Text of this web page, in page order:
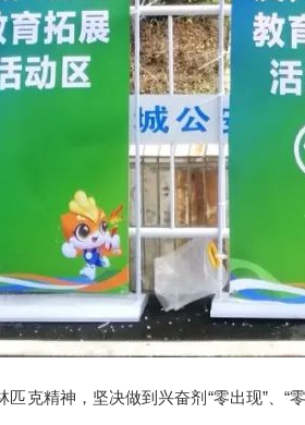
克精神，坚决做到兴奋剂“零出现”、